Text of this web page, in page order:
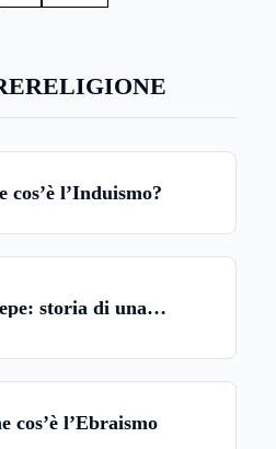
RELIGIONE
cos’è l’Induismo?
storia di una
cos’è l’Ebraismo